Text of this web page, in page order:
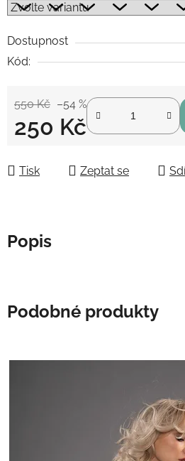
Dostupnost
Kód:
550 Kč –54 %
250 Kč
Tisk Zeptat se
Popis
Podobné produkty